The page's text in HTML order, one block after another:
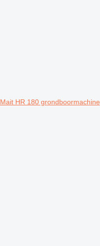
Mait HR 180 grondboormachine